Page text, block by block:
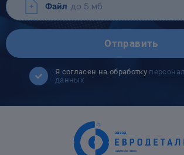
Файл до 5 мб
Отправить
Я согласен на обработку
данных